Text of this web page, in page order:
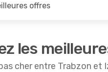
offres
les
cher entre Trabzon et